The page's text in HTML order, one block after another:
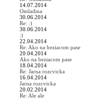
14.07.2014
Omladina
30.06.2014
Re: :)
30.06.2014
:)
22.04.2014
Re: Ako na beziacom pase
20.04.2014
Ako na beziacom pase
18.04.2014
Re: Jarna rozcvicka
16.04.2014
Jarna rozcvicka
20.02.2014
Re: Ale ale